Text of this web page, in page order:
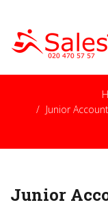
Junior
Junior